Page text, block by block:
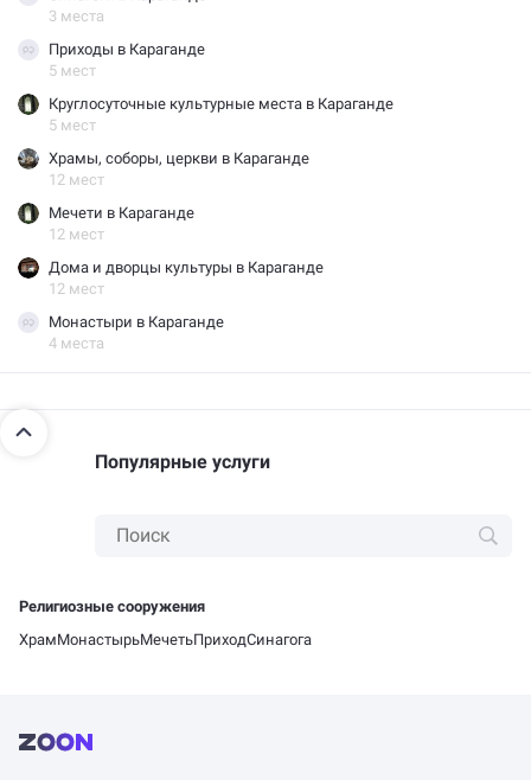
3 места
Приходы в Караганде
5 мест
Круглосуточные культурные места в Караганде
5 мест
Храмы, соборы, церкви в Караганде
12 мест
Мечети в Караганде
12 мест
Дома и дворцы культуры в Караганде
12 мест
Монастыри в Караганде
4 места
Популярные услуги
Религиозные сооружения
ХрамМонастырьМечетьПриходСинагога